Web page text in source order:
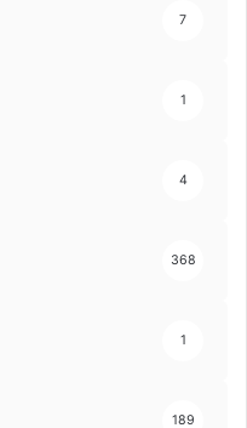
7
1
4
368
1
189